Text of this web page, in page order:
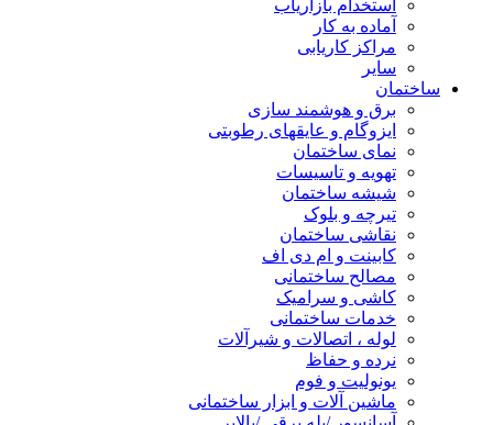
استخدام بازاریاب
آماده به کار
مراکز کاریابی
سایر
ساختمان
برق و هوشمند سازی
ایزوگام و عایقهای رطوبتی
نمای ساختمان
تهویه و تاسیسات
شیشه ساختمان
تیرچه و بلوک
نقاشی ساختمان
کابینت و ام دی اف
مصالح ساختمانی
کاشی و سرامیک
خدمات ساختمانی
لوله ، اتصالات و شیرآلات
نرده و حفاظ
یونولیت و فوم
ماشین آلات و ابزار ساختمانی